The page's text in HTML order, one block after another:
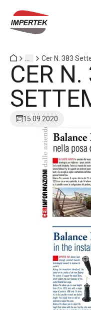
Cer N. 383
CER
15.09.2020